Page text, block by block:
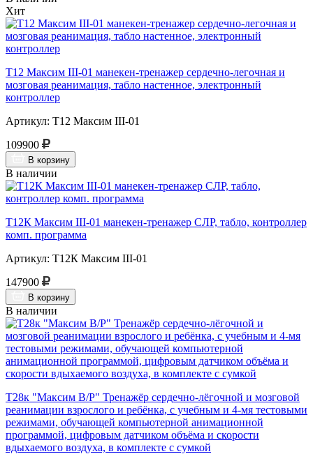
Хит
Т12 Максим III-01 манекен-тренажер сердечно-легочная и
мозговая реанимация, табло настенное, электронный
контроллер
Артикул: Т12 Максим III-01
109900
В корзину
В наличии
Т12К Максим III-01 манекен-тренажер СЛР, табло, контроллер
комп. программа
Артикул: Т12К Максим III-01
147900
В корзину
В наличии
Т28к "Максим В/Р" Тренажёр сердечно-лёгочной и мозговой
реанимации взрослого и ребёнка, с учебным и 4-мя тестовыми
режимами, обучающей компьютерной анимационной
программой, цифровым датчиком объёма и скорости
вдыхаемого воздуха, в комплекте с сумкой